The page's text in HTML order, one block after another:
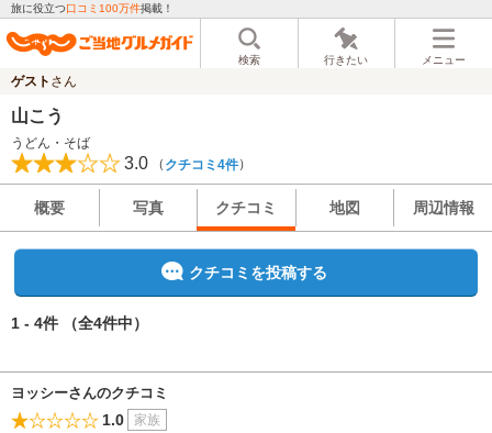
旅に役立つ口コミ100万件掲載！
検索 行きたい メニュー
ゲスト さん
山こう
うどん・そば
3.0 （ クチコミ4件）
概要 写真 クチコミ 地図 周辺情報
クチコミを投稿する
1 - 4件 （全4件中）
ヨッシーさんのクチコミ
1.0 家族